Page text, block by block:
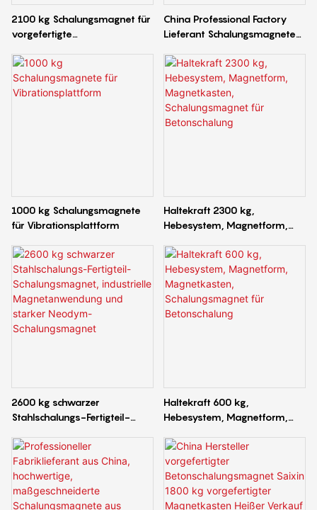
2100 kg Schalungsmagnet für
vorgefertigte
Magnetkasten, Blockform,
Neodym-Schalungsmagnet
China Professional Factory
Lieferant Schalungsmagnete
1000 kg Schalungsmagnete
für Vibrationsplattform
Haltekraft 2300 kg,
Hebesystem, Magnetform,
Schalungsmagnet für
Betonschalung
2600 kg schwarzer
Stahlschalungs-Fertigteil-
Magnetanwendung und
starker Neodym-
Schalungsmagnet
Haltekraft 600 kg,
Hebesystem, Magnetform,
Schalungsmagnet für
Betonschalung